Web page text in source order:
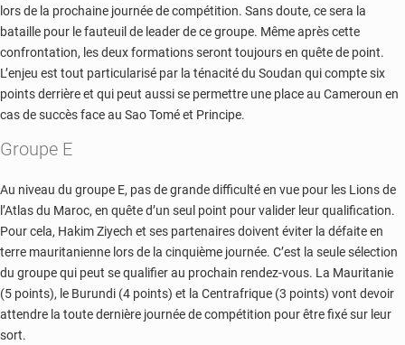
lors de la prochaine journée de compétition. Sans doute, ce sera la
bataille pour le fauteuil de leader de ce groupe. Même après cette
confrontation, les deux formations seront toujours en quête de point.
L’enjeu est tout particularisé par la ténacité du Soudan qui compte six
points derrière et qui peut aussi se permettre une place au Cameroun en
cas de succès face au Sao Tomé et Principe.
Groupe E
Au niveau du groupe E, pas de grande difficulté en vue pour les Lions de
l’Atlas du Maroc, en quête d’un seul point pour valider leur qualification.
Pour cela, Hakim Ziyech et ses partenaires doivent éviter la défaite en
terre mauritanienne lors de la cinquième journée. C’est la seule sélection
du groupe qui peut se qualifier au prochain rendez-vous. La Mauritanie
(5 points), le Burundi (4 points) et la Centrafrique (3 points) vont devoir
attendre la toute dernière journée de compétition pour être fixé sur leur
sort.